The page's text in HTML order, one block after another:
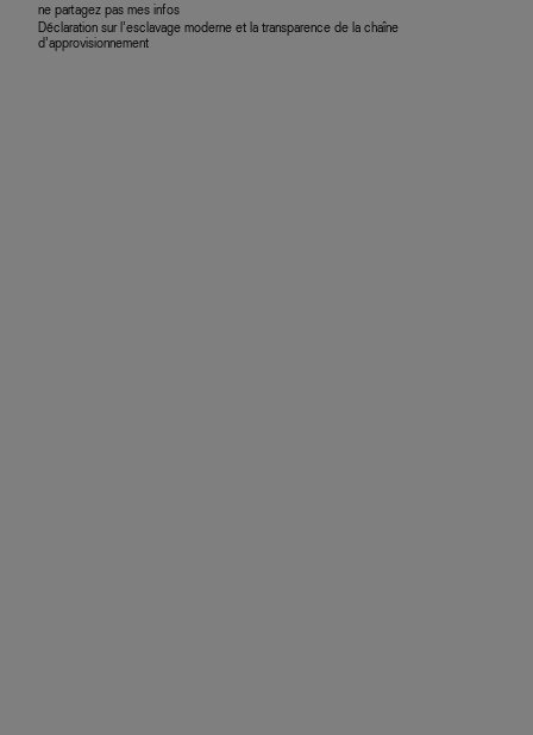
ne partagez pas mes infos
Déclaration sur l’esclavage moderne et la transparence de la chaîne
d’approvisionnement